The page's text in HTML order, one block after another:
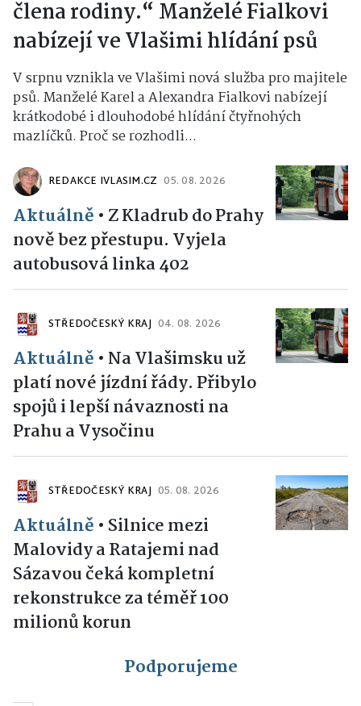
člena rodiny.“ Manželé Fialkovi
nabízejí ve Vlašimi hlídání psů
V srpnu vznikla ve Vlašimi nová služba pro majitele
psů. Manželé Karel a Alexandra Fialkovi nabízejí
krátkodobé i dlouhodobé hlídání čtyřnohých
mazlíčků. Proč se rozhodli...
REDAKCE IVLASIM.CZ 05. 08. 2026
Aktuálně • Z Kladrub do Prahy
nově bez přestupu. Vyjela
autobusová linka 402
STŘEDOČESKÝ KRAJ 04. 08. 2026
Aktuálně • Na Vlašimsku už
platí nové jízdní řády. Přibylo
spojů i lepší návaznosti na
Prahu a Vysočinu
STŘEDOČESKÝ KRAJ 05. 08. 2026
Aktuálně • Silnice mezi
Malovidy a Ratajemi nad
Sázavou čeká kompletní
rekonstrukce za téměř 100
milionů korun
Podporujeme